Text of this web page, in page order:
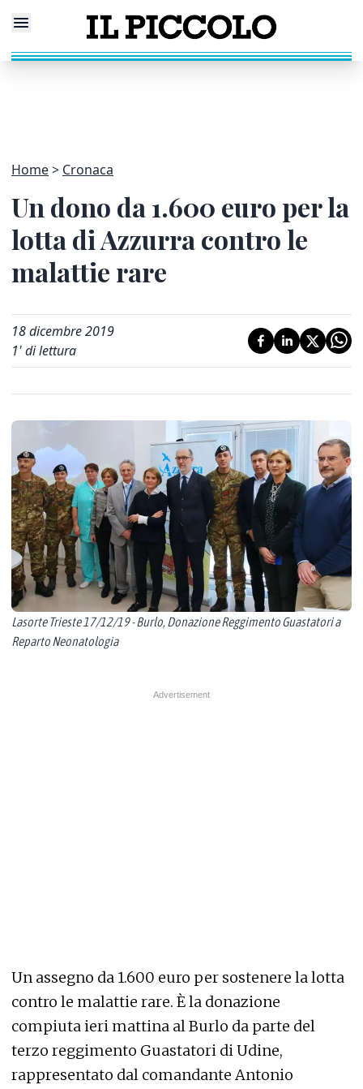
Home Cronaca
Un dono da 1.600 euro per la
lotta di Azzurra contro le
malattie rare
18 dicembre 2019
1' di lettura
Lasorte Trieste 17/12/19 - Burlo, Donazione Reggimento Guastatori a
Reparto Neonatologia
Un assegno da 1.600 euro per sostenere la lotta
contro le malattie rare. È la donazione
compiuta ieri mattina al Burlo da parte del
terzo reggimento Guastatori di Udine,
rappresentato dal comandante Antonio